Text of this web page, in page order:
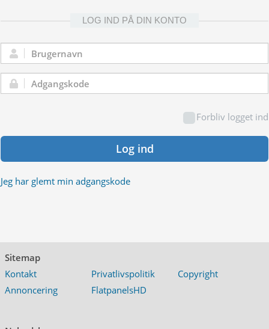
LOG IND PÅ DIN KONTO
Brugernavn:
Adgangskode:
Forbliv logget ind
Log ind
Jeg har glemt min adgangskode
Sitemap
Kontakt
Privatlivspolitik
Copyright
Annoncering
FlatpanelsHD